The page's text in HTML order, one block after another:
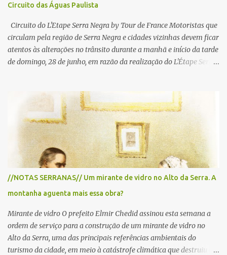
Circuito das Águas Paulista
Circuito do L'Etape Serra Negra by Tour de France Motoristas que
circulam pela região de Serra Negra e cidades vizinhas devem ficar
atentos às alterações no trânsito durante a manhã e início da tarde
de domingo, 28 de junho, em razão da realização do L'Étape Serra
reunirá atletas de diferentes regiões do país e terá percursos
passando pelos municípios de Serra Negra, Amparo, Monte Alegre
do Sul, Lindoia e Socorro. Para garantir a segurança dos
participantes e do público, diversos trechos de rodovias e estradas
da região serão interditados temporariamente ao longo da prova.
A largada será na Rua Coronel Pedro Penteado, em Serra Negra,
para cerca de 2.000 ciclistas, às 6h30. De acordo com o
cronograma da organização e de todas as prefeituras envolvidas,
as interdições ocorrerão de forma programada e os trechos serão
//NOTAS SERRANAS// Um mirante de vidro no Alto da Serra. A
montanha aguenta mais essa obra?
Mirante de vidro O prefeito Elmir Chedid assinou esta semana a
ordem de serviço para a construção de um mirante de vidro no
Alto da Serra, uma das principais referências ambientais do
turismo da cidade, em meio à catástrofe climática que destruiu o